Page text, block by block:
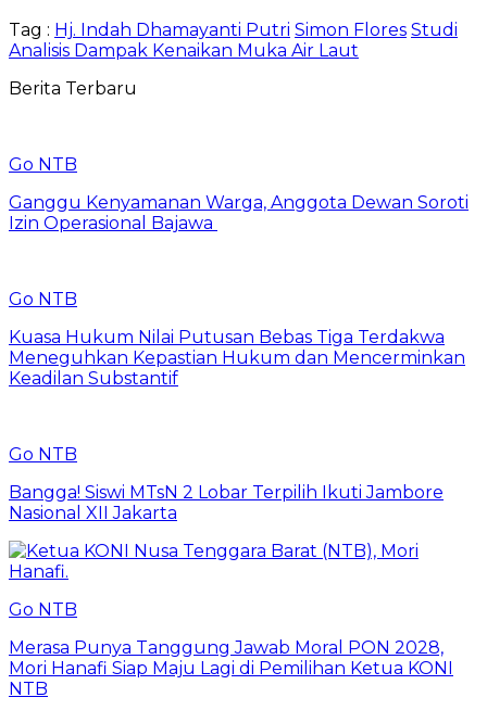
Tag : Hj. Indah Dhamayanti Putri Simon Flores Studi
Analisis Dampak Kenaikan Muka Air Laut
Berita Terbaru
Go NTB
Ganggu Kenyamanan Warga, Anggota Dewan Soroti
Izin Operasional Bajawa
Go NTB
Kuasa Hukum Nilai Putusan Bebas Tiga Terdakwa
Meneguhkan Kepastian Hukum dan Mencerminkan
Keadilan Substantif
Go NTB
Bangga! Siswi MTsN 2 Lobar Terpilih Ikuti Jambore
Nasional XII Jakarta
Go NTB
Merasa Punya Tanggung Jawab Moral PON 2028,
Mori Hanafi Siap Maju Lagi di Pemilihan Ketua KONI
NTB